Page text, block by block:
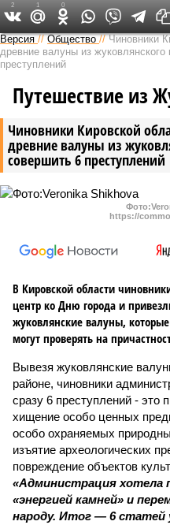
Версия в
Версия //Общество //Чиновники
древние валуны из
преступлений
Чиновники Кировской
древние валуны из
совершить 6 преступлений
Путешествие из
https://
В Кировской области
центр ко Дню города и
жуковлянские валуны,
могут проверять на
Вывезя жуковлянские
районе, чиновники
сразу 6 преступлений - это
хищение особо ценных
особо охраняемых
изъятие археологических
повреждение объектов
«Администрация хотела
«энергией камней» и
народу. Итог — 6 статей
2 1 0